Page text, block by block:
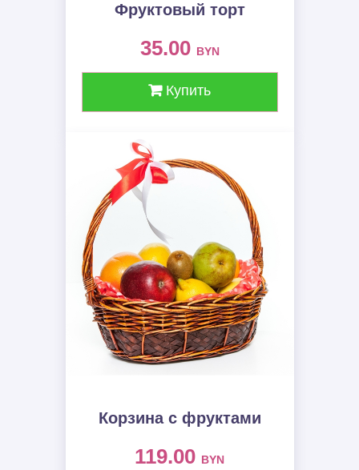
Фруктовый торт
35.00 BYN
Купить
Корзина с фруктами
119.00 BYN